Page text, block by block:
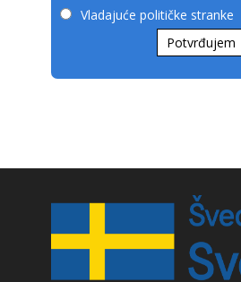
Vladajuće političke stranke
Potvrđujem